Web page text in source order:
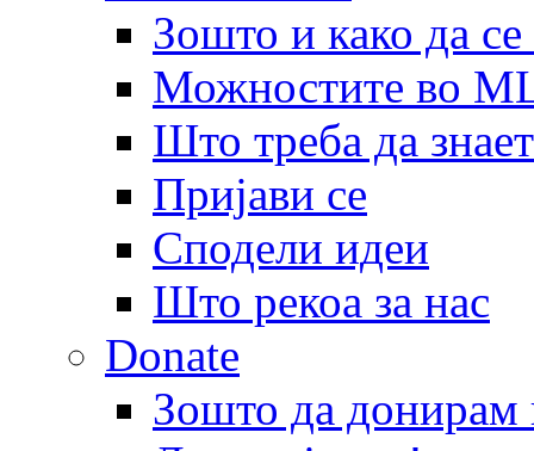
Зошто и како да
Можностите во
Што треба да
Пријави се
Сподели идеи
Што рекоа за нас
Donate
Зошто да